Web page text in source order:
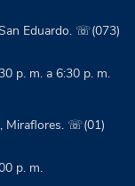
Eduardo. ☏(073)
p. m. a 6:30 p. m.
Miraflores. ☏(01)
p. m.